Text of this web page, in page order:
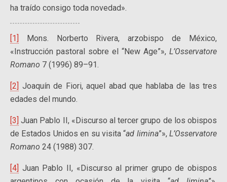
ha traído consigo toda novedad».
[1]
Mons. Norberto Rivera, arzobispo de México,
«Instrucción pastoral sobre el “New Age”», L’Osservatore
Romano 7 (1996) 89–91.
[2] Joaquín de Fiori, aquel abad que hablaba de las tres
edades del mundo.
[3] Juan Pablo II, «Discurso al tercer grupo de los obispos
de Estados Unidos en su visita “ad limina”», L’Osservatore
Romano 24 (1988) 307.
[4] Juan Pablo II, «Discurso al primer grupo de obispos